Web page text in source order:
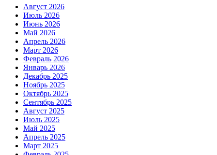
Август 2026
Июль 2026
Июнь 2026
Май 2026
Апрель 2026
Март 2026
Февраль 2026
Январь 2026
Декабрь 2025
Ноябрь 2025
Октябрь 2025
Сентябрь 2025
Август 2025
Июль 2025
Май 2025
Апрель 2025
Март 2025